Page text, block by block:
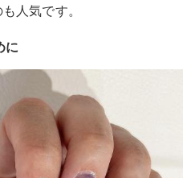
人気です。
に